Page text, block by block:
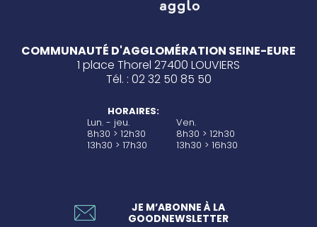
COMMUNAUTÉ D'AGGLOMÉRATION SEINE-EURE
1 place Thorel 27400 LOUVIERS
Tél. : 02 32 50 85 50
HORAIRES:
Lun. - jeu.
8h30 > 12h30
13h30 > 17h30
Ven.
8h30 > 12h30
13h30 > 16h30
JE M’ABONNE À LA
GOODNEWSLETTER